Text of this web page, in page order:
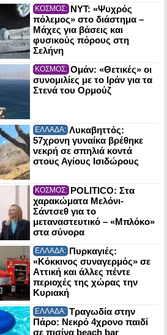
ΚΟΣΜΟΣ: NYT: «Ψυχρός
πόλεμος» στο διάστημα –
Μάχες για βάσεις και
φυσικούς πόρους στη
Σελήνη
ΚΟΣΜΟΣ: Ομάν: «Θετικές» οι
συνομιλίες με το Ιράν για τα
Στενά του Ορμούζ
ΕΛΛΑΔΑ: Λυκαβηττός:
57χρονη γυναίκα βρέθηκε
νεκρή σε σπηλιά κοντά
στους Αγίους Ισιδώρους
ΚΟΣΜΟΣ: POLITICO: Στα
χαρακώματα Μελόνι-
Σάντσεθ για το
μεταναστευτικό – «Μπλόκο»
στα σύνορα
ΕΛΛΑΔΑ: Πυρκαγιές:
«Κόκκινος συναγερμός» σε
Αττική και άλλες πέντε
περιοχές της χώρας την
Κυριακή
ΕΛΛΑΔΑ: Τραγωδία στην
Πάρο: Νεκρό 4χρονο παιδί
σε πισίνα beach bar